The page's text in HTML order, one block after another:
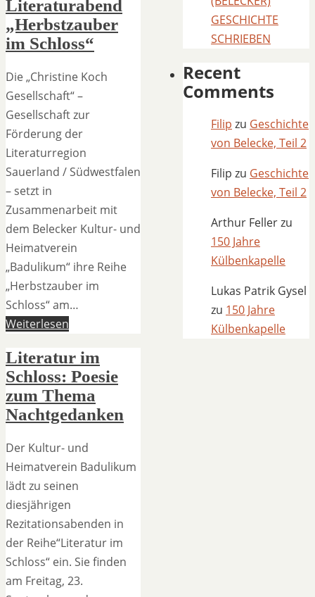
Literaturabend
„Herbstzauber
im Schloss“
Die „Christine Koch
Gesellschaft“ –
Gesellschaft zur
Förderung der
Literaturregion
Sauerland / Südwestfalen
– setzt in
Zusammenarbeit mit
dem Belecker Kultur- und
Heimatverein
„Badulikum“ ihre Reihe
„Herbstzauber im
Schloss“ am…
Weiterlesen
Literatur im
Schloss: Poesie
zum Thema
Nachtgedanken
Der Kultur- und
Heimatverein Badulikum
lädt zu seinen
diesjährigen
Rezitationsabenden in
der Reihe“Literatur im
Schloss“ ein. Sie finden
am Freitag, 23.
GESCHICHTE
SCHRIEBEN
Recent
Comments
Filip zu Geschichte
von Belecke, Teil 2
Filip zu Geschichte
von Belecke, Teil 2
Arthur Fellerzu
150 Jahre
Külbenkapelle
Lukas Patrik Gysel
zu 150 Jahre
Külbenkapelle